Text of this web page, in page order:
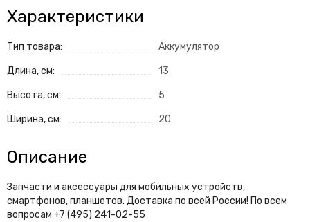
Характеристики
Тип товара: Аккумулятор
Длина, см: 13
Высота, см: 5
Ширина, см: 20
Описание
Запчасти и аксессуары для мобильных устройств,
смартфонов, планшетов. Доставка по всей России! По всем
вопросам +7 (495) 241-02-55